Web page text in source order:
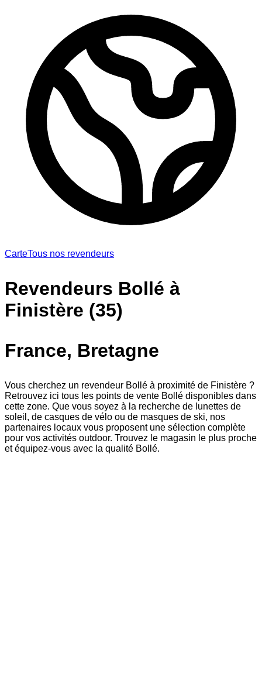
CarteTous nos revendeurs
Revendeurs Bollé à
Finistère (35)
France, Bretagne
Vous cherchez un revendeur Bollé à proximité de Finistère ?
Retrouvez ici tous les points de vente Bollé disponibles dans
cette zone. Que vous soyez à la recherche de lunettes de
soleil, de casques de vélo ou de masques de ski, nos
partenaires locaux vous proposent une sélection complète
pour vos activités outdoor. Trouvez le magasin le plus proche
et équipez-vous avec la qualité Bollé.